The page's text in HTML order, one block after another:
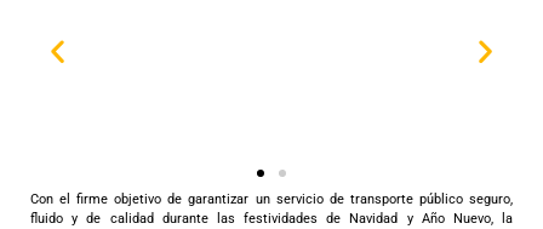
Con el firme objetivo de garantizar un servicio de transporte público seguro,
fluido y de calidad durante las festividades de Navidad y Año Nuevo, la